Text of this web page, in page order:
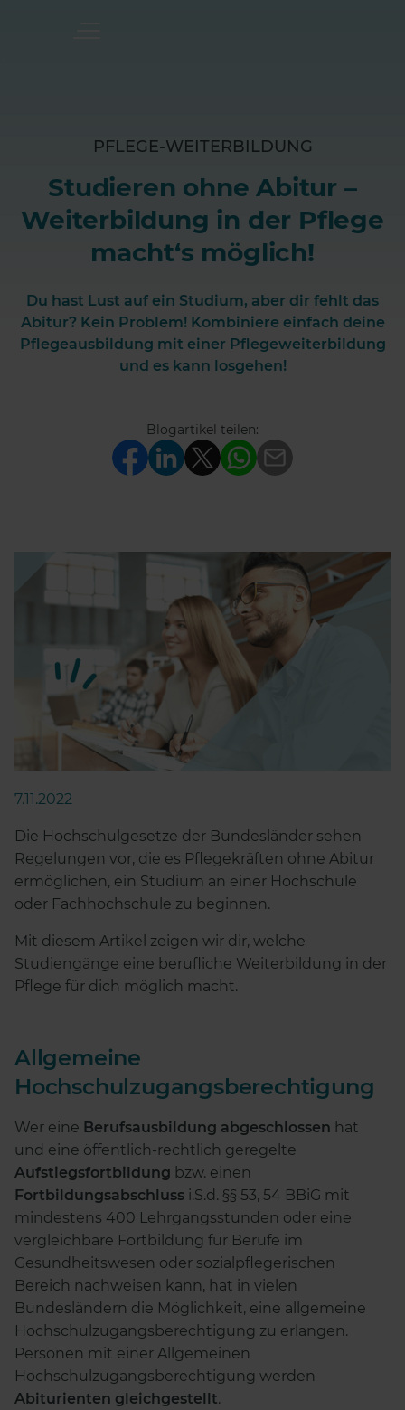
PFLEGE-WEITERBILDUNG
Studieren ohne Abitur –
Weiterbildung in der Pflege
macht‘s möglich!
Du hast Lust auf ein Studium, aber dir fehlt das
Abitur? Kein Problem! Kombiniere einfach deine
Pflegeausbildung mit einer Pflegeweiterbildung
und es kann losgehen!
Blogartikel teilen:
7.11.2022
Die Hochschulgesetze der Bundesländer sehen
Regelungen vor, die es Pflegekräften ohne Abitur
ermöglichen, ein Studium an einer Hochschule
oder Fachhochschule zu beginnen.
Mit diesem Artikel zeigen wir dir, welche
Studiengänge eine berufliche Weiterbildung in der
Pflege für dich möglich macht.
Allgemeine
Hochschulzugangsberechtigung
Wer eine Berufsausbildung abgeschlossen hat
und eine öffentlich-rechtlich geregelte
Aufstiegsfortbildung bzw. einen
Fortbildungsabschluss i.S.d. §§ 53, 54 BBiG mit
mindestens 400 Lehrgangsstunden oder eine
vergleichbare Fortbildung für Berufe im
Gesundheitswesen oder sozialpflegerischen
Bereich nachweisen kann, hat in vielen
Bundesländern die Möglichkeit, eine allgemeine
Hochschulzugangsberechtigung zu erlangen.
Personen mit einer Allgemeinen
Hochschulzugangsberechtigung werden
Abiturienten gleichgestellt.